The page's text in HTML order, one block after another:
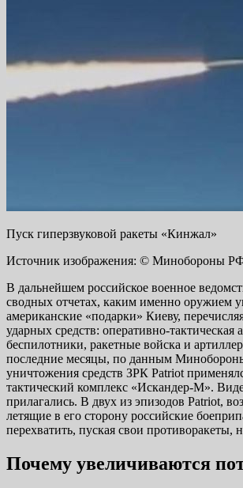
Пуск гиперзвуковой ракеты «Кинжал»
Источник изображения: © Минобороны
В дальнейшем российское военное
сводных отчетах, каким именно оружием
американские «подарки» Киеву,
ударных средств: оперативно-тактическая
беспилотники, ракетные войска и
последние месяцы, по данным
уничтожения средств ЗРК Patriot
тактический комплекс «Искандер-М».
прилагались. В двух из эпизодов Patriot,
летящие в его сторону российские
перехватить, пуская свои противоракеты,
Почему увеличиваются